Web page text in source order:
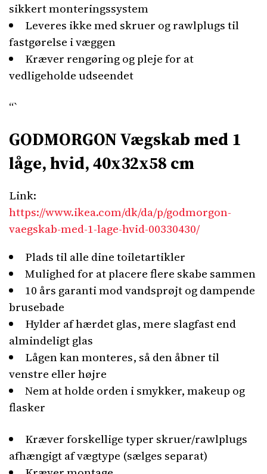
sikkert monteringssystem
Leveres ikke med skruer og rawlplugs til
fastgørelse i væggen
Kræver rengøring og pleje for at
vedligeholde udseendet
“`
GODMORGON Vægskab med 1
låge, hvid, 40x32x58 cm
Link:
https://www.ikea.com/dk/da/p/godmorgon-
vaegskab-med-1-lage-hvid-00330430/
Plads til alle dine toiletartikler
Mulighed for at placere flere skabe sammen
10 års garanti mod vandsprøjt og dampende
brusebade
Hylder af hærdet glas, mere slagfast end
almindeligt glas
Lågen kan monteres, så den åbner til
venstre eller højre
Nem at holde orden i smykker, makeup og
flasker
Kræver forskellige typer skruer/rawlplugs
afhængigt af vægtype (sælges separat)